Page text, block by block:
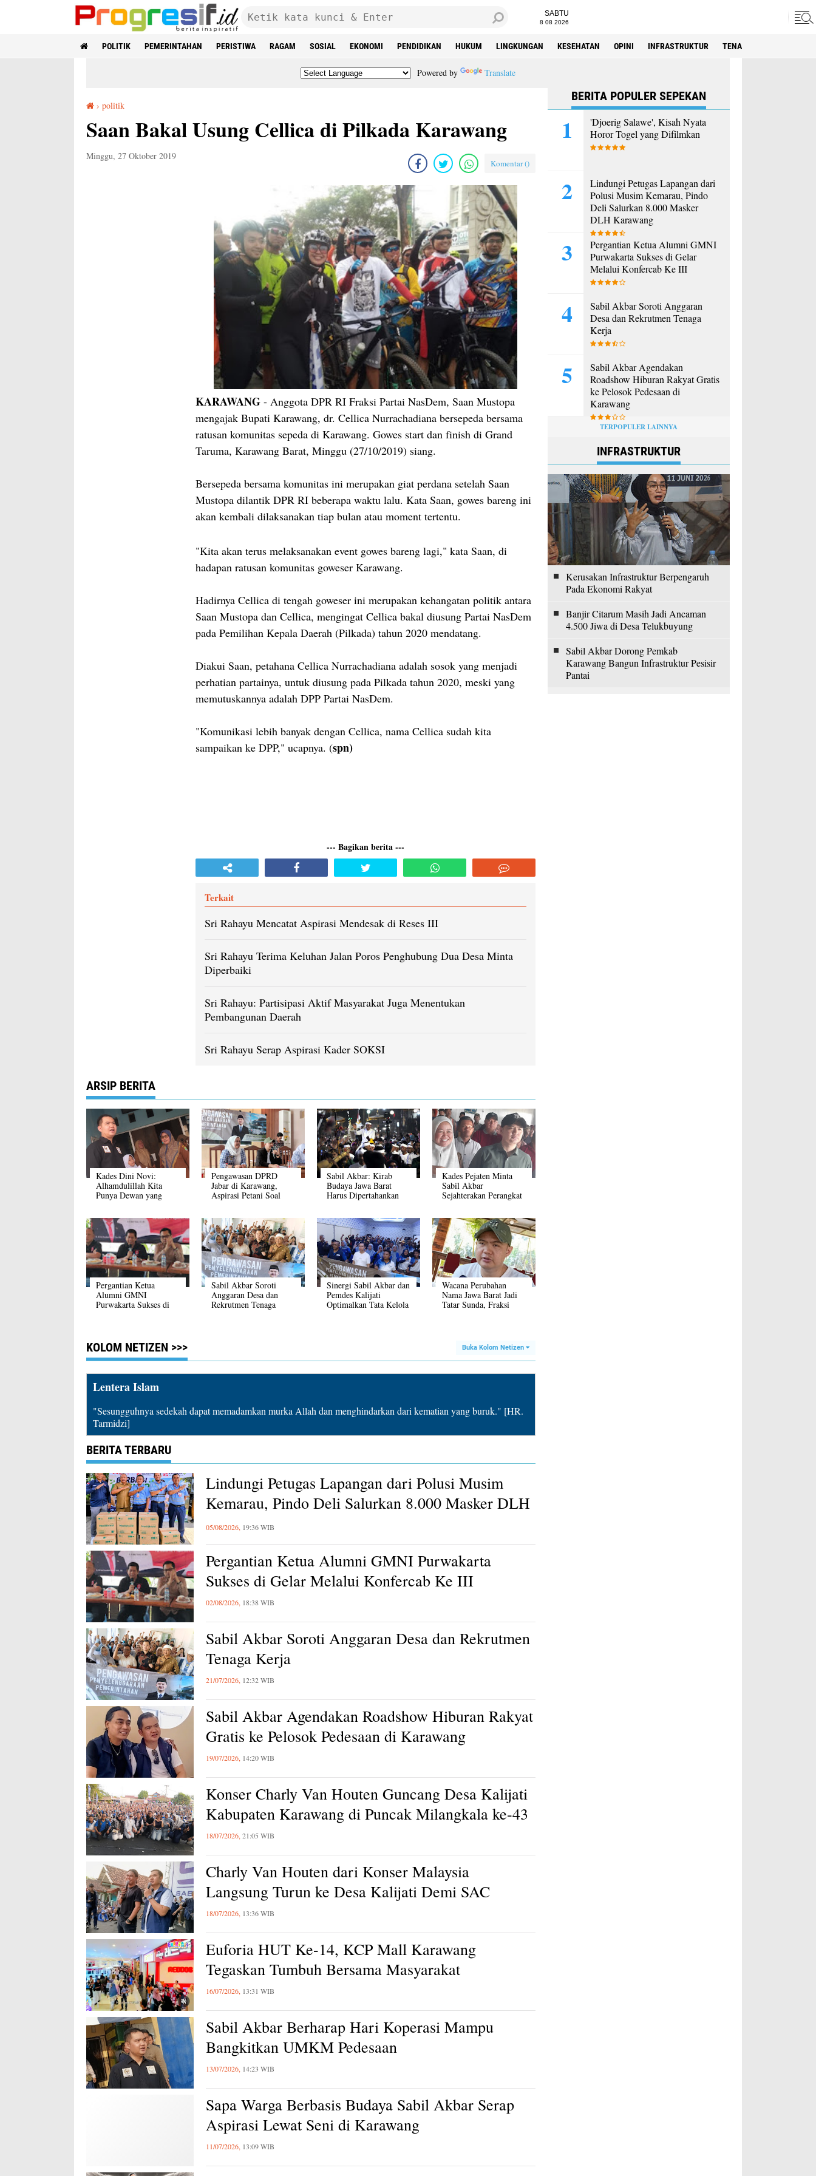
SABTU
8 08 2026
POLITIK PEMERINTAHAN PERISTIWA RAGAM SOSIAL EKONOMI PENDIDIKAN HUKUM LINGKUNGAN KESEHATAN OPINI INFRASTRUKTUR TENAGA KERJA
Powered by Translate
› politik
Saan Bakal Usung Cellica di Pilkada Karawang
Minggu, 27 Oktober 2019
Komentar ()
KARAWANG - Anggota DPR RI Fraksi Partai NasDem, Saan Mustopa
mengajak Bupati Karawang, dr. Cellica Nurrachadiana bersepeda bersama
ratusan komunitas sepeda di Karawang. Gowes start dan finish di Grand
Taruma, Karawang Barat, Minggu (27/10/2019) siang.
Bersepeda bersama komunitas ini merupakan giat perdana setelah Saan
Mustopa dilantik DPR RI beberapa waktu lalu. Kata Saan, gowes bareng ini
akan kembali dilaksanakan tiap bulan atau moment tertentu.
"Kita akan terus melaksanakan event gowes bareng lagi," kata Saan, di
hadapan ratusan komunitas goweser Karawang.
Hadirnya Cellica di tengah goweser ini merupakan kehangatan politik antara
Saan Mustopa dan Cellica, mengingat Cellica bakal diusung Partai NasDem
pada Pemilihan Kepala Daerah (Pilkada) tahun 2020 mendatang.
Diakui Saan, petahana Cellica Nurrachadiana adalah sosok yang menjadi
perhatian partainya, untuk diusung pada Pilkada tahun 2020, meski yang
memutuskannya adalah DPP Partai NasDem.
"Komunikasi lebih banyak dengan Cellica, nama Cellica sudah kita
sampaikan ke DPP," ucapnya. (spn)
--- Bagikan berita ---
Terkait
Sri Rahayu Mencatat Aspirasi Mendesak di Reses III
Sri Rahayu Terima Keluhan Jalan Poros Penghubung Dua Desa Minta
Diperbaiki ‎
Sri Rahayu: Partisipasi Aktif Masyarakat Juga Menentukan
Pembangunan Daerah
Sri Rahayu Serap Aspirasi Kader SOKSI
ARSIP BERITA
Kades Dini Novi:
Alhamdulillah Kita
Punya Dewan yang
Pengawasan DPRD
Jabar di Karawang,
Aspirasi Petani Soal
Sabil Akbar: Kirab
Budaya Jawa Barat
Harus Dipertahankan
Kades Pejaten Minta
Sabil Akbar
Sejahterakan Perangkat
Pergantian Ketua
Alumni GMNI
Purwakarta Sukses di
Sabil Akbar Soroti
Anggaran Desa dan
Rekrutmen Tenaga
Sinergi Sabil Akbar dan
Pemdes Kalijati
Optimalkan Tata Kelola
Wacana Perubahan
Nama Jawa Barat Jadi
Tatar Sunda, Fraksi
KOLOM NETIZEN >>> Buka Kolom Netizen
Lentera Islam
"Sesungguhnya sedekah dapat memadamkan murka Allah dan menghindarkan dari kematian yang buruk." [HR.
Tarmidzi]
BERITA TERBARU
Lindungi Petugas Lapangan dari Polusi Musim
Kemarau, Pindo Deli Salurkan 8.000 Masker DLH
Karawang
05/08/2026, 19:36 WIB
Pergantian Ketua Alumni GMNI Purwakarta
Sukses di Gelar Melalui Konfercab Ke III
02/08/2026, 18:38 WIB
Sabil Akbar Soroti Anggaran Desa dan Rekrutmen
Tenaga Kerja
21/07/2026, 12:32 WIB
Sabil Akbar Agendakan Roadshow Hiburan Rakyat
Gratis ke Pelosok Pedesaan di Karawang
19/07/2026, 14:20 WIB
Konser Charly Van Houten Guncang Desa Kalijati
Kabupaten Karawang di Puncak Milangkala ke-43
18/07/2026,21:05 WIB
Charly Van Houten dari Konser Malaysia
Langsung Turun ke Desa Kalijati Demi SAC
18/07/2026, 13:36 WIB
Euforia HUT Ke-14, KCP Mall Karawang
Tegaskan Tumbuh Bersama Masyarakat
16/07/2026, 13:31 WIB
Sabil Akbar Berharap Hari Koperasi Mampu
Bangkitkan UMKM Pedesaan
13/07/2026, 14:23 WIB
Sapa Warga Berbasis Budaya Sabil Akbar Serap
Aspirasi Lewat Seni di Karawang
11/07/2026, 13:09 WIB
BERITA POPULER SEPEKAN
'Djoerig Salawe', Kisah Nyata
Horor Togel yang Difilmkan
Lindungi Petugas Lapangan dari
Polusi Musim Kemarau, Pindo
Deli Salurkan 8.000 Masker
DLH Karawang
Pergantian Ketua Alumni GMNI
Purwakarta Sukses di Gelar
Melalui Konfercab Ke III
Sabil Akbar Soroti Anggaran
Desa dan Rekrutmen Tenaga
Kerja
Sabil Akbar Agendakan
Roadshow Hiburan Rakyat Gratis
ke Pelosok Pedesaan di
Karawang
TERPOPULER LAINNYA
INFRASTRUKTUR
Kerusakan Infrastruktur Berpengaruh
Pada Ekonomi Rakyat
Banjir Citarum Masih Jadi Ancaman
4.500 Jiwa di Desa Telukbuyung
Sabil Akbar Dorong Pemkab
Karawang Bangun Infrastruktur Pesisir
Pantai